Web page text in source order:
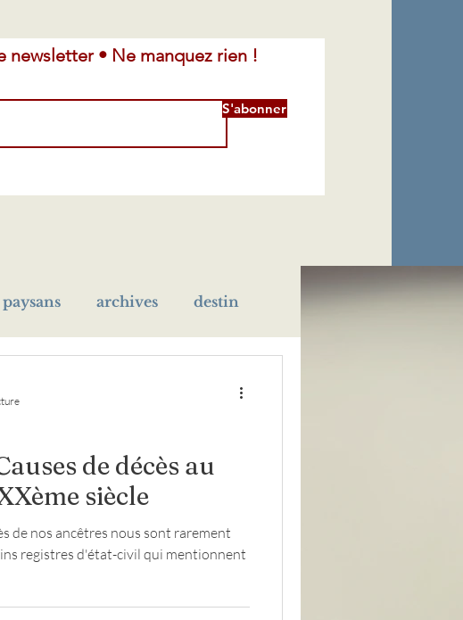
newsletter • Ne manquez rien !
S'abonner
paysans archives destin
de décès au
siècle
de nos ancêtres nous sont rarement
registres d'état-civil qui mentionnent